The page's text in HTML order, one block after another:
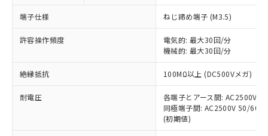
端子仕様 ねじ締め端子 (M3.5)
許容操作頻度
電気的: 最大30回/分
機械的: 最大30回/分
絶縁抵抗 100MΩ以上 (DC500Vメガ)
耐電圧
各端子とアース間: AC2500V
同極端子間: AC2500V 50/
(初期値)
ご利用条件
以下の条件をお読みいただき、同意のうえ
ご利用ください。
本サービスは、当社制御機器事業取扱
商品の当社在庫状況および標準価格
(税抜)を提供させていただくもので
対応予定：EU RoHS指令（10物質）の非含
有に対応した製品に切り替える予定のある
商品です。
対応予定なし：EU RoHS指令（10物質）の
非含有に非対応の商品で、対応品を出す予
定はありません。
調査・確認中：EU RoHS指令（10物質）の
非含有の対応状況を調査中または確認中の
非該当品：ライセンス料など無形物で、有
「○」：最大均質材料含有率が中国RoHSの